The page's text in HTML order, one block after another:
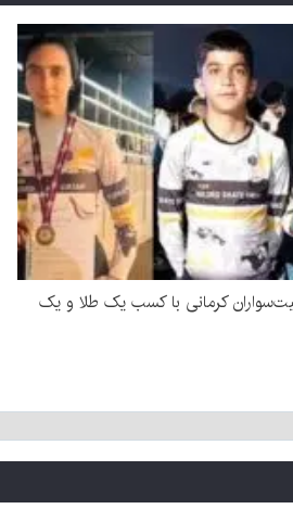
کرمانی با کسب یک طلا و یک